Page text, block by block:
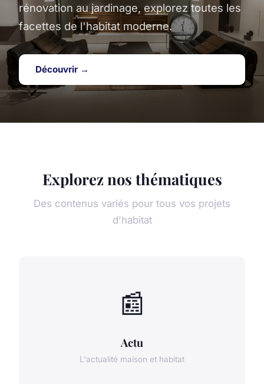
rénovation au jardinage, explorez toutes les
facettes de l'habitat moderne.
Découvrir →
Explorez nos thématiques
Des contenus variés pour tous vos projets
d'habitat
📰
Actu
L'actualité maison et habitat